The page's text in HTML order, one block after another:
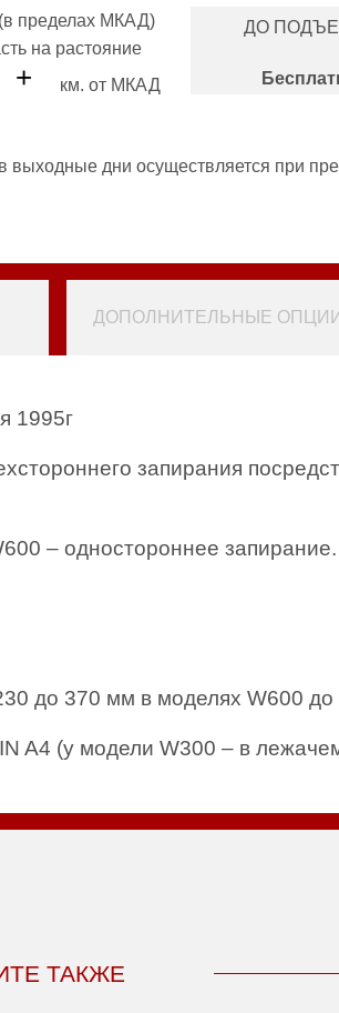
пределах МКАД)
на растояние
+ км. от МКАД
ДО
выходные дни осуществляется при
ДОПОЛНИТЕЛЬНЫЕ
1995г
запирания
– одностороннее запирание.
до 370 мм в моделях W600 до
A4 (у модели W300 – в
ТАКЖЕ